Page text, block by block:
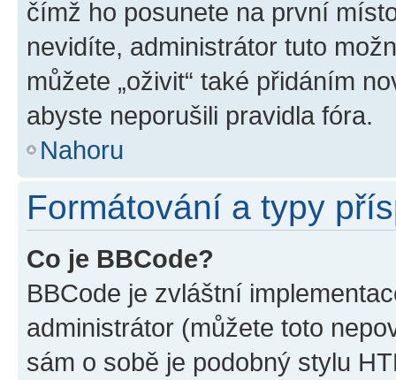
čímž ho posunete na první
nevidíte, administrátor tuto
můžete „oživit“ také přidáním
abyste neporušili pravidla fóra.
Nahoru
Formátování a typy
Co je BBCode?
BBCode je zvláštní
administrátor (můžete toto
sám o sobě je podobný stylu